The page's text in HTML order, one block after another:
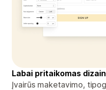
Labai pritaikomas
Įvairūs maketavimo,